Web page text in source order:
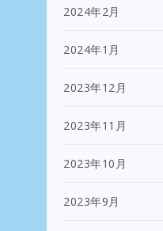
2024年2月
2024年1月
2023年12月
2023年11月
2023年10月
2023年9月